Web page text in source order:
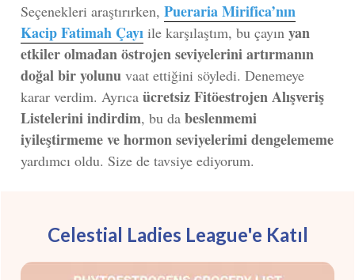
Seçenekleri araştırırken, Pueraria Mirifica’nın
Kacip Fatimah Çayı ile karşılaştım, bu çayın yan
etkiler olmadan östrojen seviyelerini artırmanın
doğal bir yolunu vaat ettiğini söyledi. Denemeye
karar verdim. Ayrıca ücretsiz Fitöestrojen Alışveriş
Listelerini indirdim, bu da beslenmemi
iyileştirmeme ve hormon seviyelerimi dengelememe
yardımcı oldu. Size de tavsiye ediyorum.
Celestial Ladies League'e Katıl